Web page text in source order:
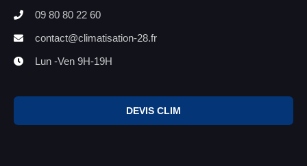
09 80 80 22 60
contact@climatisation-28.fr
Lun -Ven 9H-19H
DEVIS CLIM